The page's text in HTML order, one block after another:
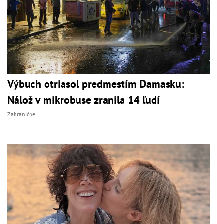
Výbuch otriasol predmestím Damasku:
Nálož v mikrobuse zranila 14 ľudí
Zahraničné